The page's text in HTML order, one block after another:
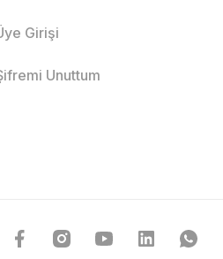
Girişi
Unuttum